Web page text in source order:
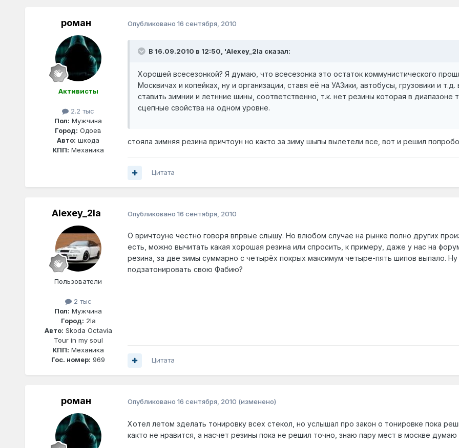
роман
Активисты
2.2 тыс
Пол: Мужчина
Город: Одоев
Авто: шкода
КПП: Механика
Опубликовано 16 сентября, 2010
В 16.09.2010 в 12:50, 'Alexey_2la сказал:
Хорошей всесезонкой? Я думаю, что всесезонка это остаток коммунистического
Москвичах и копейках, ну и организации, ставя её на УАЗики, автобусы, грузовики и
ставить зимнии и летнние шины, соответственно, т.к. нет резины которая в
сцепные свойства на одном уровне.
стояла зимняя резина вричтоун но както за зиму шыпы вылетели все, вот и решил
Цитата
Alexey_2la
Пользователи
2 тыс
Пол: Мужчина
Город: 2la
Авто: Skoda Octavia
Tour in my soul
КПП: Механика
Гос. номер: 969
Опубликовано 16 сентября, 2010
О вричтоуне честно говоря впрвые слышу. Но влюбом случае на рынке полно других
есть, можно вычитать какая хорошая резина или спросить, к примеру, даже у нас на
резина, за две зимы суммарно с четырёх покрых максимум четыре-пять шипов выпало.
подзатонировать свою Фабию?
Цитата
роман Опубликовано 16 сентября, 2010 (изменено)
Хотел летом зделать тонировку всех стекол, но услышал про закон о тонировке пока
както не нравится, а насчет резины пока не решил точно, знаю пару мест в москве